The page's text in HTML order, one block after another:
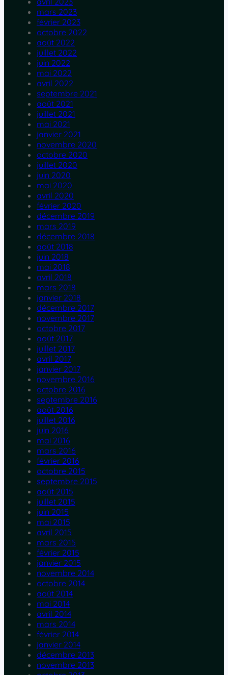
mars 2023
février 2023
octobre 2022
août 2022
juillet 2022
juin 2022
mai 2022
avril 2022
septembre 2021
août 2021
juillet 2021
mai 2021
janvier 2021
novembre 2020
octobre 2020
juillet 2020
juin 2020
mai 2020
avril 2020
février 2020
décembre 2019
mars 2019
décembre 2018
août 2018
juin 2018
mai 2018
avril 2018
mars 2018
janvier 2018
décembre 2017
novembre 2017
octobre 2017
août 2017
juillet 2017
avril 2017
janvier 2017
novembre 2016
octobre 2016
septembre 2016
août 2016
juillet 2016
juin 2016
mai 2016
mars 2016
février 2016
octobre 2015
septembre 2015
août 2015
juillet 2015
juin 2015
mai 2015
avril 2015
mars 2015
février 2015
janvier 2015
novembre 2014
octobre 2014
août 2014
mai 2014
avril 2014
mars 2014
février 2014
janvier 2014
décembre 2013
novembre 2013